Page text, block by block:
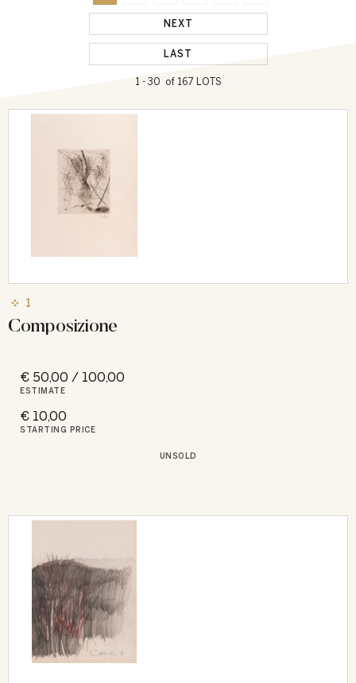
1 - 30 of 167 LOTS
NEXT
LAST
1
Composizione
€ 50,00 / 100,00
ESTIMATE
€ 10,00
STARTING PRICE
UNSOLD